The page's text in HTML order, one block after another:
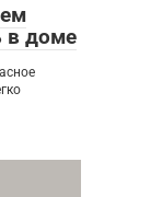
в доме